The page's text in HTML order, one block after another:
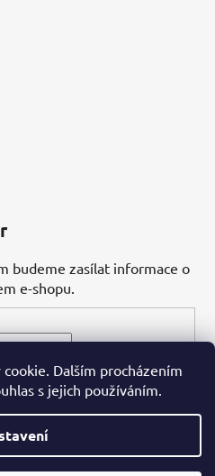
Dalším procházením
s jejich používáním.
budeme zasílat informace o
e-shopu.